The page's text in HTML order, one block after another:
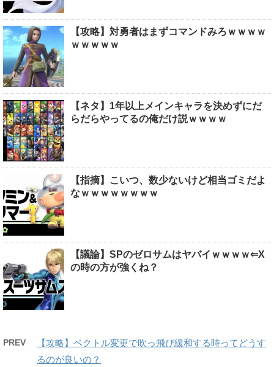
【攻略】対勇者はまずコマンドみろｗｗｗｗ
ｗｗｗｗｗ
【ネタ】1年以上メインキャラを決めずにだ
らだらやってるの俺だけ説ｗｗｗｗ
【指摘】こいつ、数少ないけど相当ゴミだよ
なｗｗｗｗｗｗｗｗ
【議論】SPのゼロサムはヤバイｗｗｗｗ⇐X
の時の方が強くね？
PREV
【攻略】ベクトル変更で吹っ飛び緩和する時ってどうす
るのが良いの？